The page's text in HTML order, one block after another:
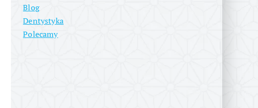
Blog
Dentystyka
Polecamy